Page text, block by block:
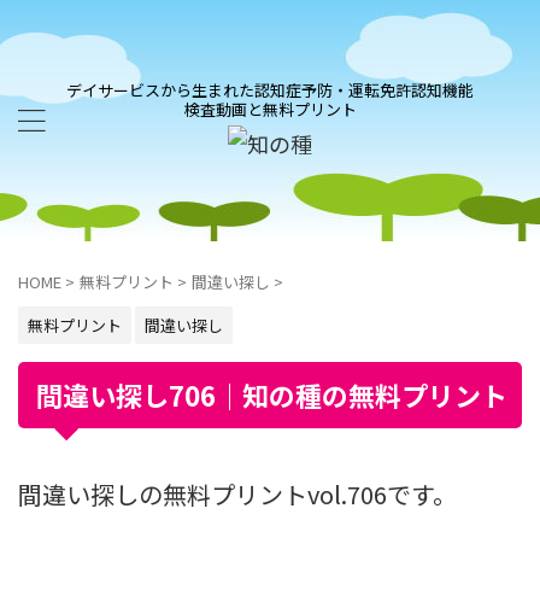
デイサービスから生まれた認知症予防・運転免許認知機能
検査動画と無料プリント
HOME > 無料プリント > 間違い探し >
無料プリント
間違い探し
間違い探し706｜知の種の無料プリント
間違い探しの無料プリントvol.706です。